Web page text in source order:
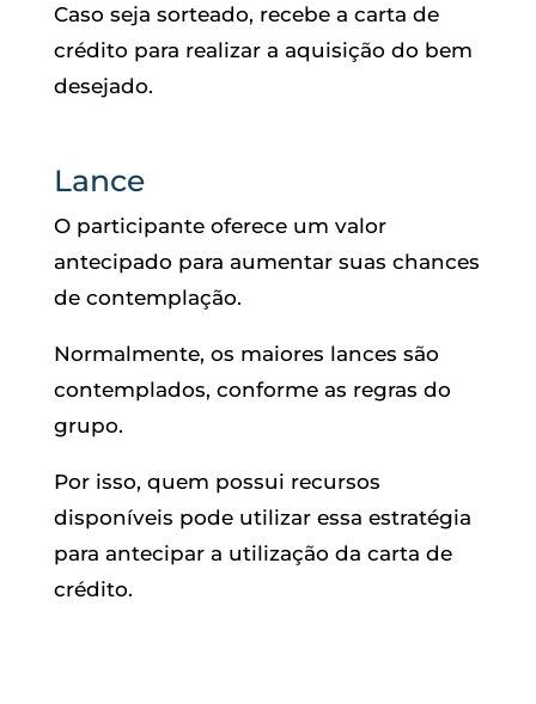
Caso seja sorteado, recebe a carta de
crédito para realizar a aquisição do bem
desejado.
Lance
O participante oferece um valor
antecipado para aumentar suas chances
de contemplação.
Normalmente, os maiores lances são
contemplados, conforme as regras do
grupo.
Por isso, quem possui recursos
disponíveis pode utilizar essa estratégia
para antecipar a utilização da carta de
crédito.